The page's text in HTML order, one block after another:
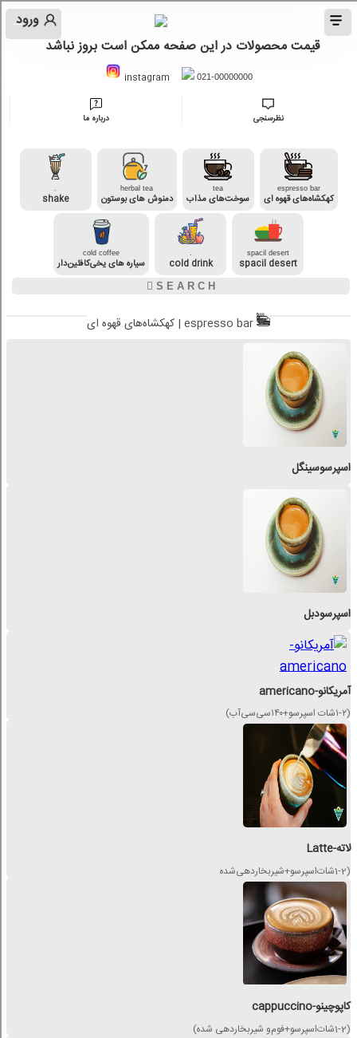
ورود
قیمت محصولات در این صفحه ممکن است بروز نباشد
instagram 021-00000000
درباره ما نظرسنجی
espresso bar
کهکشاه‌های قهوه ای
tea
سوخت‌های مذاب
herbal tea
دمنوش های بوستون
.
shake
spacil desert
spacil desert
.
cold drink
cold coffee
سیاره های یخی‌کافئین‌دار
کهکشاه‌های قهوه ای | espresso bar
اسپرسوسینگل
اسپرسودبل
آمریکانو-americano
(۱-۲شات اسپرسو+۱۴۰سی‌سی‌آب)
لاته-Latte
(1-2شات‌اسپرسو+شیربخاردهی‌شده
کاپوچینو-cappuccino
(1-2شات‌اسپرسو+فوم‌و شیر‌بخاردهی شده)